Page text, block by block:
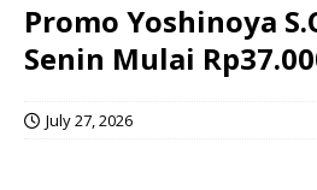
Promo Yoshinoya
Senin Mulai
July 27, 2026